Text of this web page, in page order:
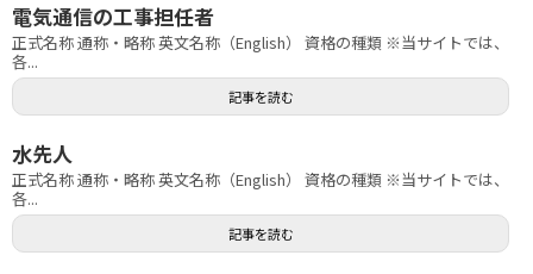
電気通信の工事担任者
正式名称 通称・略称 英文名称（English） 資格の種類 ※当サイトでは、
各...
記事を読む
水先人
正式名称 通称・略称 英文名称（English） 資格の種類 ※当サイトでは、
各...
記事を読む